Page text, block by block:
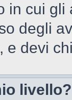
in cui
degli
e devi
livello?